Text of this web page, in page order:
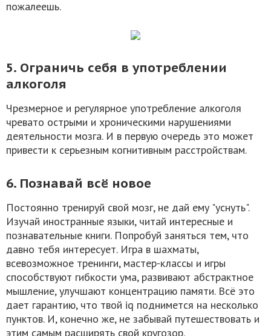
пожалеешь.
5. Ограничь себя в употреблении
алкоголя
Чрезмерное и регулярное употребление алкоголя
чревато острыми и хроническими нарушениями
деятельности мозга. И в первую очередь это может
привести к серьезным когнитивным расстройствам.
6. Познавай всё новое
Постоянно тренируй свой мозг, не дай ему "уснуть".
Изучай иностранные языки, читай интересные и
познавательные книги. Попробуй заняться тем, что
давно тебя интересует. Игра в шахматы,
всевозможное тренинги, мастер-классы и игры
способствуют гибкости ума, развивают абстрактное
мышление, улучшают концентрацию памяти. Всё это
дает гарантию, что твой iq поднимется на несколько
пунктов. И, конечно же, не забывай путешествовать и
этим самым расширять свой кругозор.